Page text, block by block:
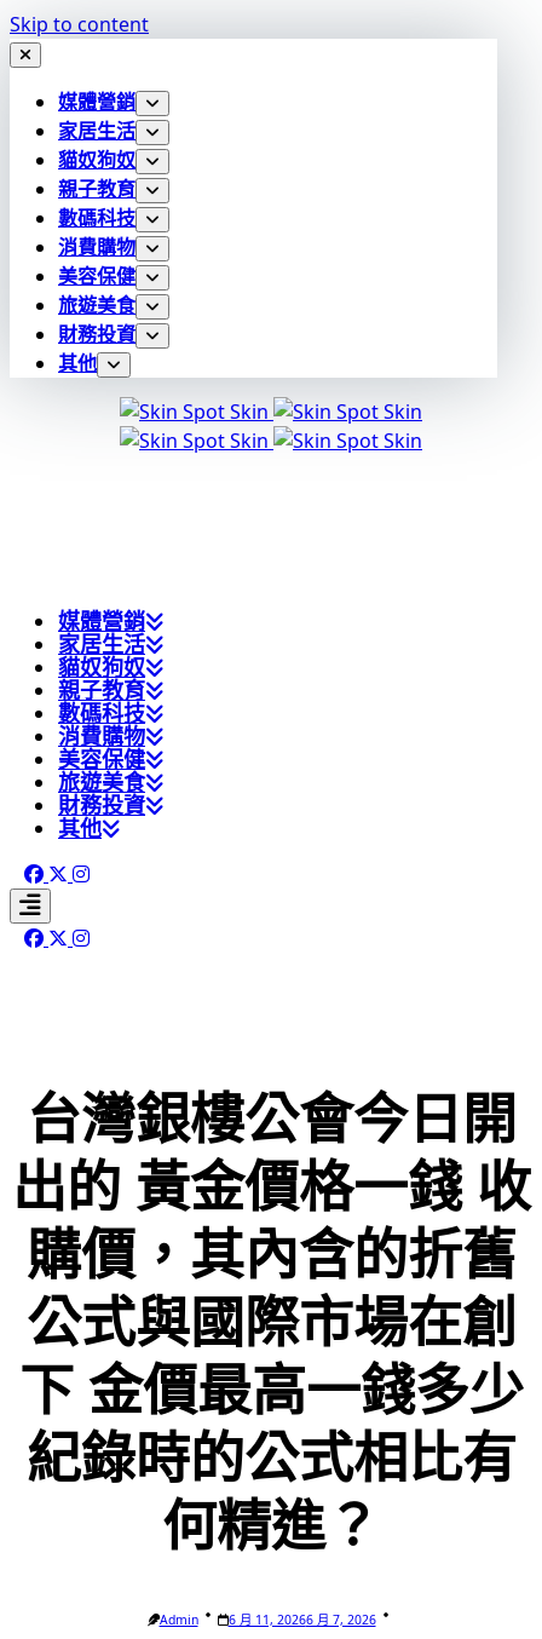
Skip to content
媒體營銷
家居生活
貓奴狗奴
親子教育
數碼科技
消費購物
美容保健
旅遊美食
財務投資
其他
媒體營銷
家居生活
貓奴狗奴
親子教育
數碼科技
消費購物
美容保健
旅遊美食
財務投資
其他
台灣銀樓公會今日開
出的 黃金價格一錢 收
購價，其內含的折舊
公式與國際市場在創
下 金價最高一錢多少
紀錄時的公式相比有
何精進？
Admin 6 月 11, 20266 月 7, 2026